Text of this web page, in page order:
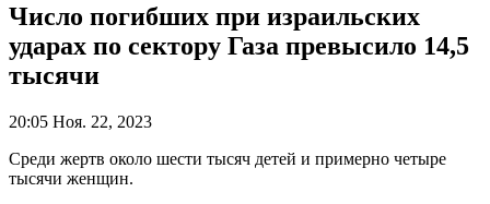
Число погибших при израильских
ударах по сектору Газа превысило 14,5
тысячи
20:05 Ноя. 22, 2023
Среди жертв около шести тысяч детей и примерно четыре
тысячи женщин.